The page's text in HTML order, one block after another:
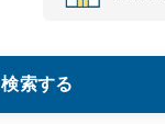
検索する